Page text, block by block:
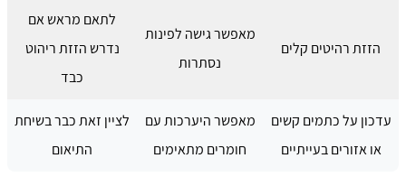
הזזת רהיטים קלים
מאפשר גישה לפינות
נסתרות
לתאם מראש אם
נדרש הזזת ריהוט
כבד
עדכון על כתמים קשים
או אזורים בעייתיים
מאפשר היערכות עם
חומרים מתאימים
לציין זאת כבר בשיחת
התיאום